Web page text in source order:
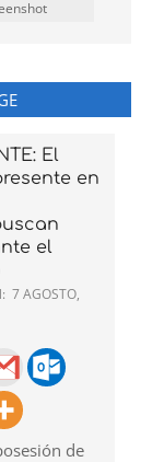
El
en
el
7 AGOSTO,
de